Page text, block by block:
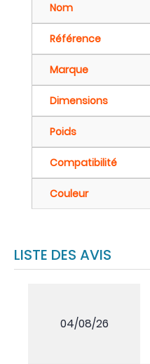
Nom
Référence
Marque
Dimensions
Poids
Compatibilité
Couleur
LISTE DES AVIS
04/08/26